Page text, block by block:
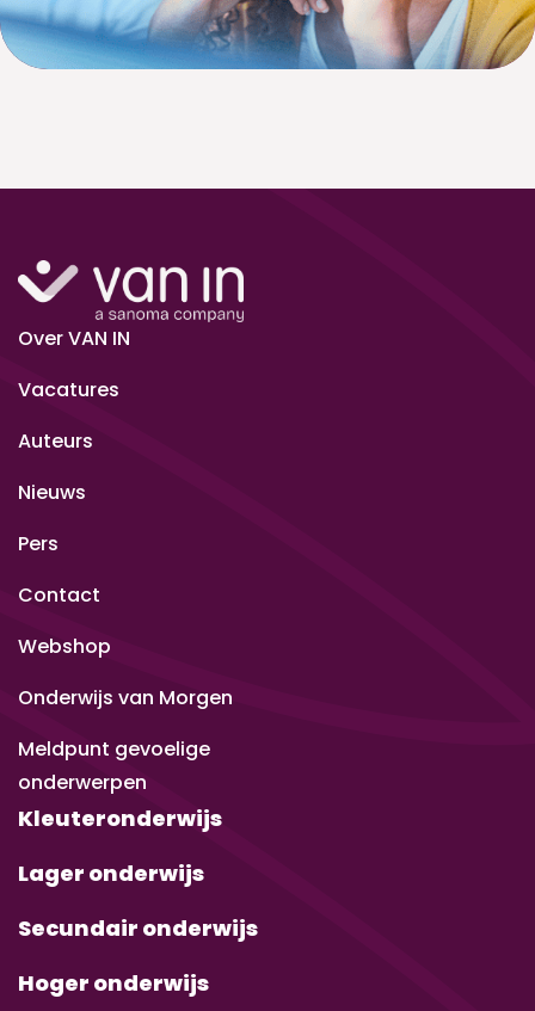
Over VAN IN
Vacatures
Auteurs
Nieuws
Pers
Contact
Webshop
Onderwijs van Morgen
Meldpunt gevoelige
onderwerpen
Kleuteronderwijs
Lager onderwijs
Secundair onderwijs
Hoger onderwijs